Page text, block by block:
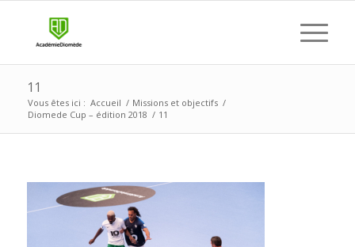
11
Vous êtes ici : Accueil / Missions et objectifs /
Diomede Cup – édition 2018 / 11